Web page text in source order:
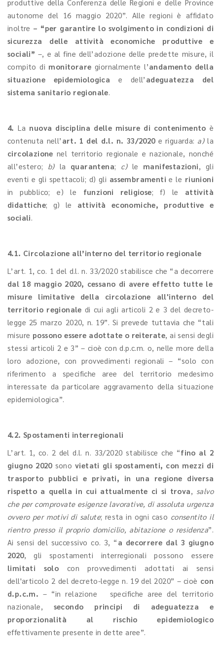
produttive della Conferenza delle Regioni e delle Province
autonome del 16 maggio 2020”. Alle regioni è affidato
inoltre – “per garantire lo svolgimento in condizioni di
sicurezza delle attività economiche produttive e
sociali” –, e al fine dell’adozione delle predette misure, il
compito di monitorare giornalmente l’andamento della
situazione epidemiologica e dell’ adeguatezza del
sistema sanitario regionale.
4. La nuova disciplina delle misure di contenimento è
contenuta nell’ art. 1 del d.l. n. 33/2020e riguarda: a)la
circolazione nel territorio regionale e nazionale, nonché
all’estero; b) la quarantena; c)le manifestazioni, gli
eventi e gli spettacoli; d) gli assembramenti e le riunioni
in pubblico; e) le funzioni religiose; f) le attività
didattiche; g) le attività economiche, produttive e
sociali.
4.1. Circolazione all’interno del territorio regionale
L’art. 1, co. 1 del d.l. n. 33/2020 stabilisce che “a decorrere
dal 18 maggio 2020, cessano di avere effetto tutte le
misure limitative della circolazione all'interno del
territorio regionale di cui agli articoli 2 e 3 del decreto-
legge 25 marzo 2020, n. 19”. Si prevede tuttavia che “tali
misure possono essere adottate o reiterate, ai sensi degli
stessi articoli 2 e 3” – cioè con d.p.c.m. o, nelle more della
loro adozione, con provvedimenti regionali – “solo con
riferimento a specifiche aree del territorio medesimo
interessate da particolare aggravamento della situazione
epidemiologica”.
4.2. Spostamenti interregionali
L’art. 1, co. 2 del d.l. n. 33/2020 stabilisce che “fino al 2
giugno 2020sonovietati gli spostamenti, con mezzi di
trasporto pubblici e privati, in una regione diversa
rispetto a quella in cui attualmente ci si trova, salvo
che per comprovate esigenze lavorative, di assoluta urgenza
ovvero per motivi di salute; resta in ogni caso consentito il
rientro presso il proprio domicilio, abitazione o residenza”.
Ai sensi del successivo co. 3, “ a decorrere dal 3 giugno
2020, gli spostamenti interregionali possono essere
limitati solo con provvedimenti adottati ai sensi
dell'articolo 2 del decreto-legge n. 19 del 2020” – cioè con
d.p.c.m. – “in relazione specifiche aree del territorio
nazionale, secondo principi di adeguatezza e
proporzionalità al rischio epidemiologico
effettivamente presente in dette aree”.